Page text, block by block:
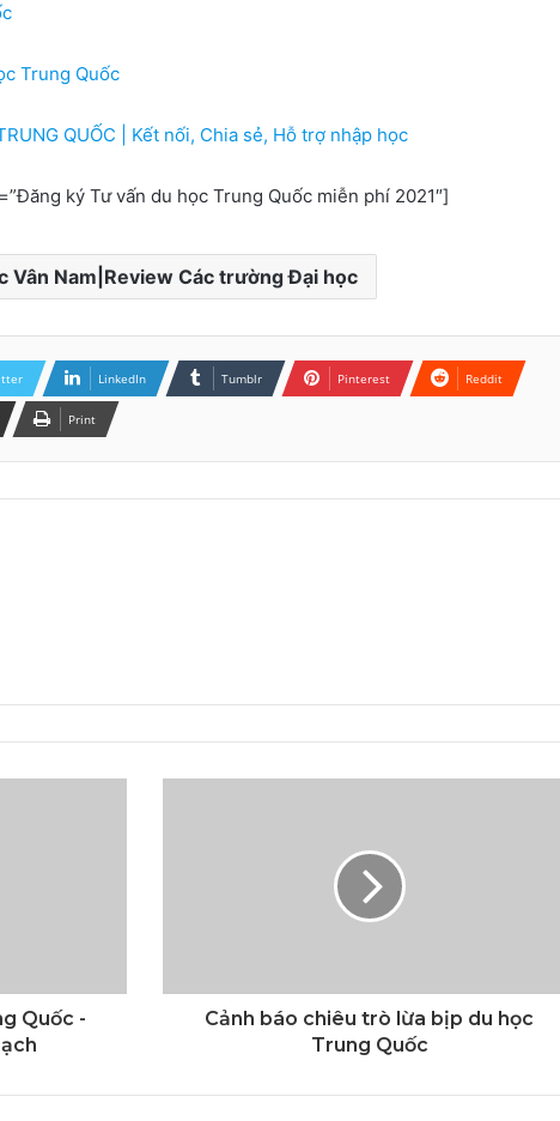
Trung Quốc
QUỐC | Kết nối, Chia sẻ, Hỗ trợ nhập học
ký Tư vấn du học Trung Quốc miễn phí 2021″]
Vân Nam|Review Các trường Đại học
LinkedIn Tumblr Pinterest Reddit
Print
Quốc -
Cảnh báo chiêu trò lừa bịp du học
Trung Quốc